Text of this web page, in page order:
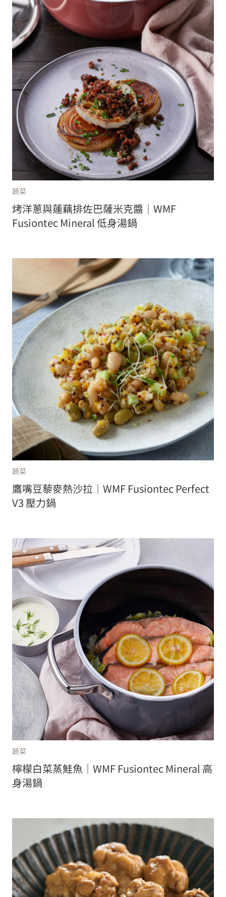
蔬菜
烤洋蔥與蓮藕排佐巴薩米克醬｜WMF
Fusiontec Mineral 低身湯鍋
蔬菜
鷹嘴豆藜麥熱沙拉｜WMF Fusiontec Perfect
V3 壓力鍋
蔬菜
檸檬白菜蒸鮭魚｜WMF Fusiontec Mineral 高
身湯鍋